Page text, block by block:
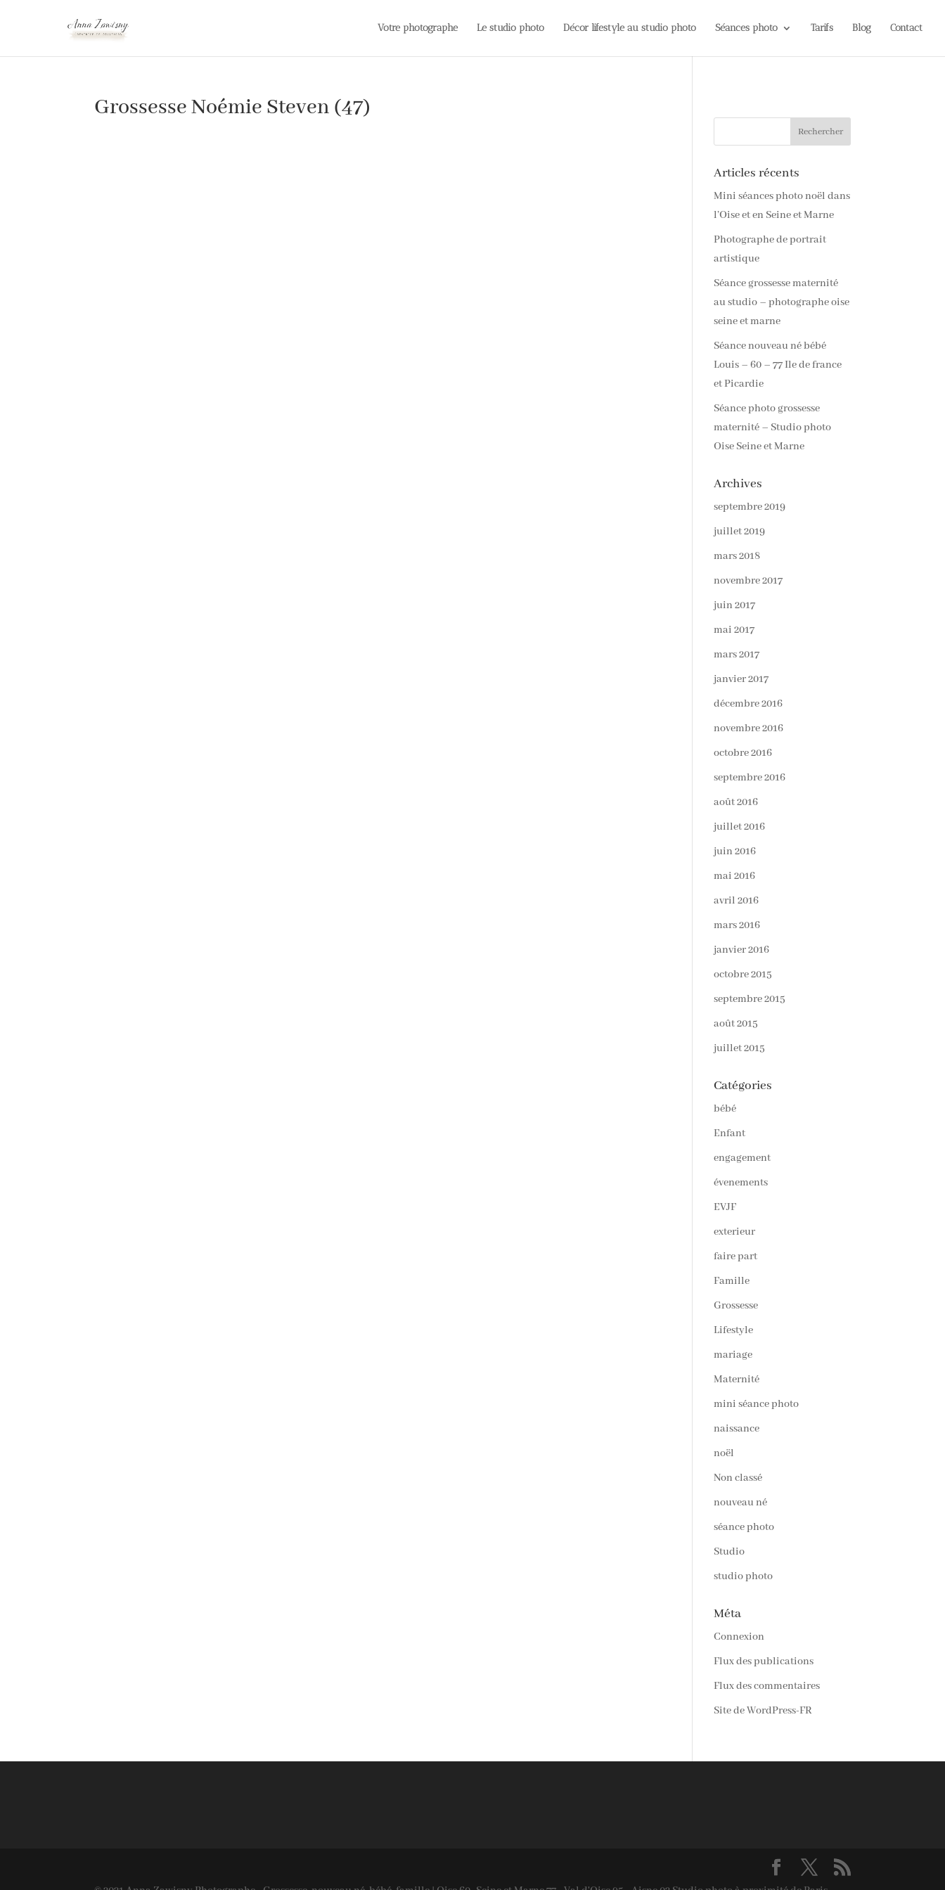
Votre photographe Le studio photo Décor lifestyle au studio photo Séances photo Tarifs Blog Contact
Grossesse Noémie Steven (47)
Articles récents
Mini séances photo noël dans
l’Oise et en Seine et Marne
Photographe de portrait
artistique
Séance grossesse maternité
au studio – photographe oise
seine et marne
Séance nouveau né bébé
Louis – 60 – 77 Ile de france
et Picardie
Séance photo grossesse
maternité – Studio photo
Oise Seine et Marne
Archives
septembre 2019
juillet 2019
mars 2018
novembre 2017
juin 2017
mai 2017
mars 2017
janvier 2017
décembre 2016
novembre 2016
octobre 2016
septembre 2016
août 2016
juillet 2016
juin 2016
mai 2016
avril 2016
mars 2016
janvier 2016
octobre 2015
septembre 2015
août 2015
juillet 2015
Catégories
bébé
Enfant
engagement
évenements
EVJF
exterieur
faire part
Famille
Grossesse
Lifestyle
mariage
Maternité
mini séance photo
naissance
noël
Non classé
nouveau né
séance photo
Studio
studio photo
Méta
Connexion
Flux des publications
Flux des commentaires
Site de WordPress-FR